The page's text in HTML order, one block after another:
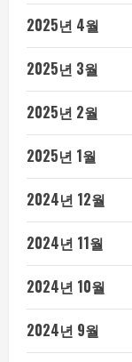
2025년 4월
2025년 3월
2025년 2월
2025년 1월
2024년 12월
2024년 11월
2024년 10월
2024년 9월